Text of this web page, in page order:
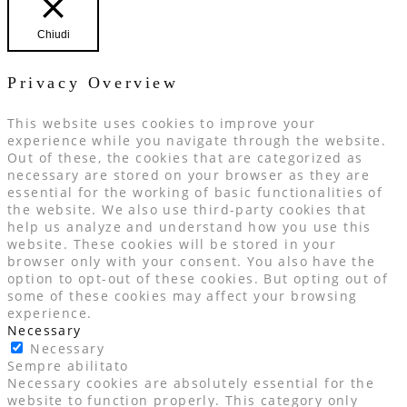
Chiudi
Privacy Overview
This website uses cookies to improve your
experience while you navigate through the website.
Out of these, the cookies that are categorized as
necessary are stored on your browser as they are
essential for the working of basic functionalities of
the website. We also use third-party cookies that
help us analyze and understand how you use this
website. These cookies will be stored in your
browser only with your consent. You also have the
option to opt-out of these cookies. But opting out of
some of these cookies may affect your browsing
experience.
Necessary
Necessary
Sempre abilitato
Necessary cookies are absolutely essential for the
website to function properly. This category only